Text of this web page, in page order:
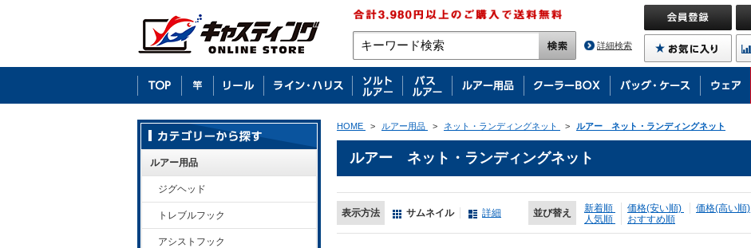
詳細検索
HOME > ルアー用品 > ネット・ランディングネット > ルアー ネット・ランディングネット
ルアー ネット・ランディングネット
表示方法 サムネイル 詳細 並び替え 新着順 価格(安い順)
価格(高い順)
人気順
おすすめ順
ルアー用品
ジグヘッド
トレブルフック
アシストフック